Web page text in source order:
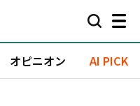
オピニオン AI PICK